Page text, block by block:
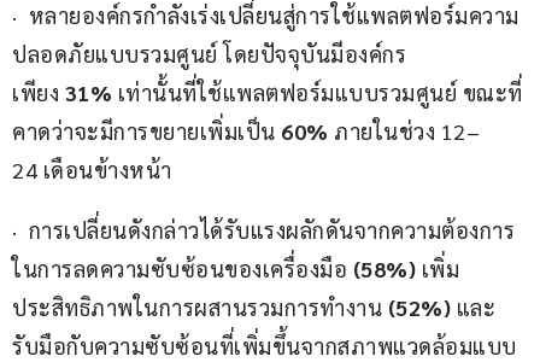
·  หลายองค์กรกำลังเร่งเปลี่ยนสู่การใช้แพลตฟอร์มความ
ปลอดภัยแบบรวมศูนย์ โดยปัจจุบันมีองค์กร
เพียง 31% เท่านั้นที่ใช้แพลตฟอร์มแบบรวมศูนย์ ขณะที่
คาดว่าจะมีการขยายเพิ่มเป็น 60% ภายในช่วง 12–
24 เดือนข้างหน้า
·  การเปลี่ยนดังกล่าวได้รับแรงผลักดันจากความต้องการ
ในการลดความซับซ้อนของเครื่องมือ (58%) เพิ่ม
ประสิทธิภาพในการผสานรวมการทำงาน (52%) และ
รับมือกับความซับซ้อนที่เพิ่มขึ้นจากสภาพแวดล้อมแบบ